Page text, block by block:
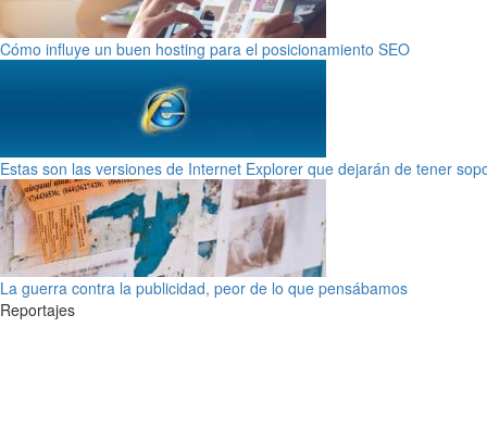
Cómo influye un buen hosting para el posicionamiento SEO
Estas son las versiones de Internet Explorer que dejarán de tener
La guerra contra la publicidad, peor de lo que pensábamos
Reportajes